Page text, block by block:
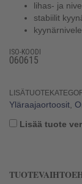
lihas- ja
stabiilit
ISO-KOODI
060615
Yläraajaortoosit
Lisää tuote